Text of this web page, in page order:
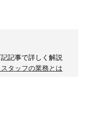
記事で詳しく解説
タッフの業務とは